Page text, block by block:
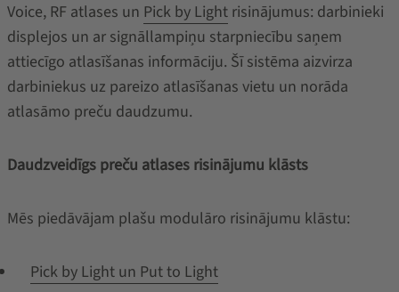
Voice, RF atlases un Pick by Lightrisinājumus: darbinieki
displejos un ar signāllampiņu starpniecību saņem
attiecīgo atlasīšanas informāciju. Šī sistēma aizvirza
darbiniekus uz pareizo atlasīšanas vietu un norāda
atlasāmo preču daudzumu.
Daudzveidīgs preču atlases risinājumu klāsts
Mēs piedāvājam plašu modulāro risinājumu klāstu:
Pick by Light un Put to Light